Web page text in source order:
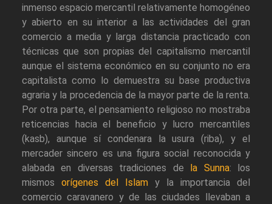
inmenso espacio mercantil relativamente homogéneo
y abierto en su interior a las actividades del gran
comercio a media y larga distancia practicado con
técnicas que son propias del capitalismo mercantil
aunque el sistema económico en su conjunto no era
capitalista como lo demuestra su base productiva
agraria y la procedencia de la mayor parte de la renta.
Por otra parte, el pensamiento religioso no mostraba
reticencias hacia el beneficio y lucro mercantiles
(kasb), aunque sí condenara la usura (riba), y el
mercader sincero es una figura social reconocida y
alabada en diversas tradiciones de
la Sunna: los
mismos orígenes del Islam y la importancia del
comercio caravanero y de las ciudades llevaban a